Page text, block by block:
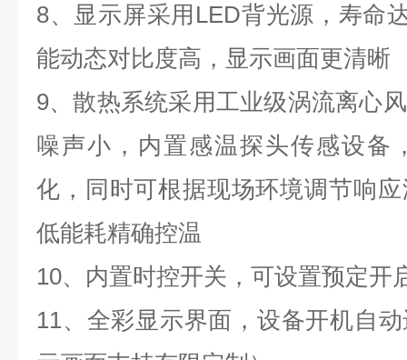
8、显示屏采用LED背光源，寿命
能动态对比度高，显示画面更清晰
9、散热系统采用工业级涡流离心
噪声小，内置感温探头传感设备
化，同时可根据现场环境调节响
低能耗精确控温
10、内置时控开关，可设置预定开
11、全彩显示界面，设备开机自